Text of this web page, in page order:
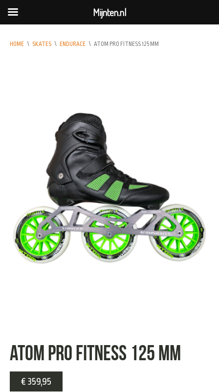
HOME \ SKATES \ ENDURACE \ ATOM PRO FITNESS 125 MM
Atom Pro Fitness 125 mm
€ 359,95
Mijnten.nl